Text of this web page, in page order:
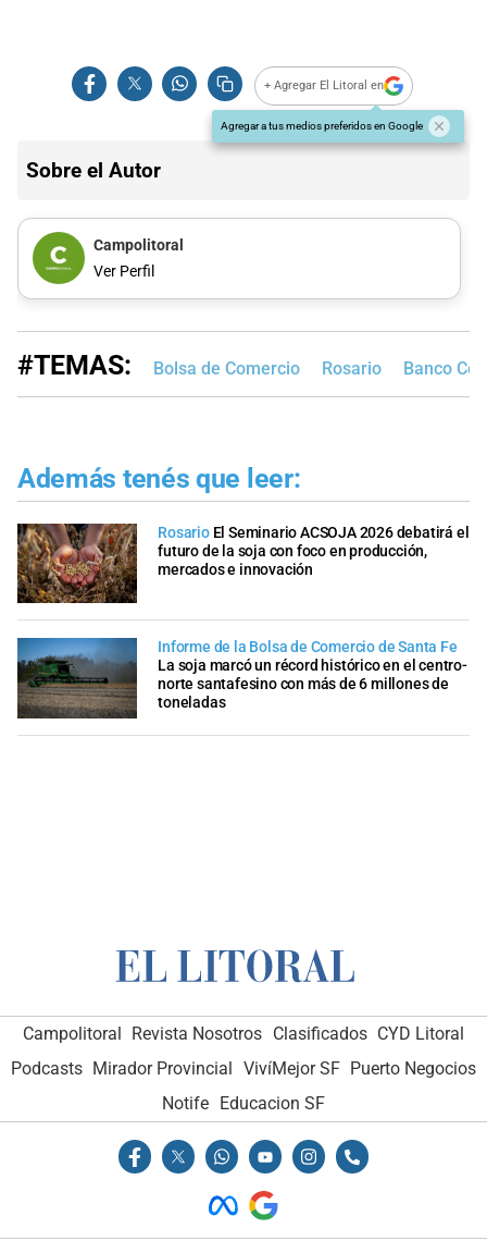
+ Agregar El Litoral en
Agregar a tus medios preferidos en Google
Sobre el Autor
Campolitoral
Ver Perfil
#TEMAS: Bolsa de Comercio Rosario Banco
Además tenés que leer:
Rosario El Seminario ACSOJA 2026 debatirá el
futuro de la soja con foco en producción,
mercados e innovación
Informe de la Bolsa de Comercio de Santa Fe
La soja marcó un récord histórico en el centro-
norte santafesino con más de 6 millones de
toneladas
Campolitoral Revista Nosotros Clasificados CYD Litoral
Podcasts Mirador Provincial VivíMejor SF Puerto Negocios
Notife
Educacion SF